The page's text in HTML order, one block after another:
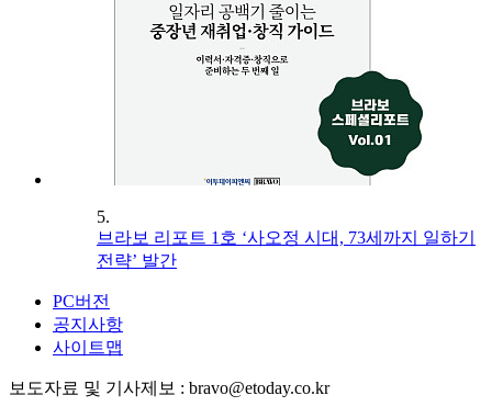
5.
브라보 리포트 1호 ‘사오정 시대, 73세까지 일하기
전략’ 발간
PC버전
공지사항
사이트맵
보도자료 및 기사제보 : bravo@etoday.co.kr